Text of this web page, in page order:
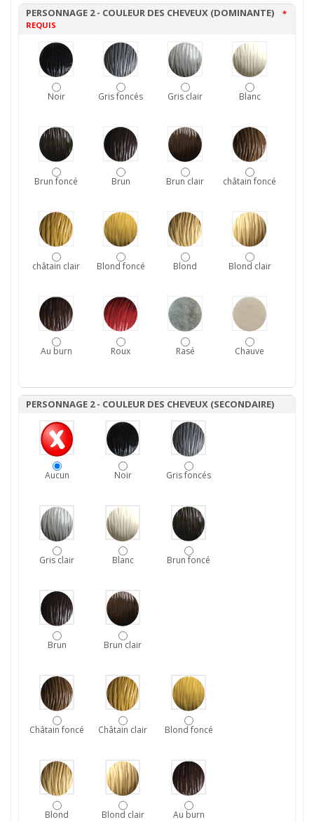
PERSONNAGE 2 - COULEUR DES CHEVEUX (DOMINANTE) *
REQUIS
Noir Gris foncés Gris clair Blanc
Brun foncé Brun Brun clair châtain foncé
châtain clair Blond foncé Blond Blond clair
Au burn Roux Rasé Chauve
PERSONNAGE 2 - COULEUR DES CHEVEUX (SECONDAIRE)
Aucun Noir Gris foncés
Gris clair Blanc Brun foncé
Brun Brun clair
Châtain foncé Châtain clair Blond foncé
Blond Blond clair Au burn